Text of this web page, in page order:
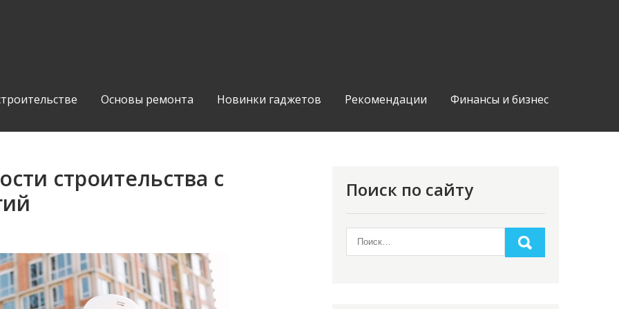
Основы ремонта Новинки гаджетов Рекомендации Финансы и бизнес
строительства с
Поиск по сайту